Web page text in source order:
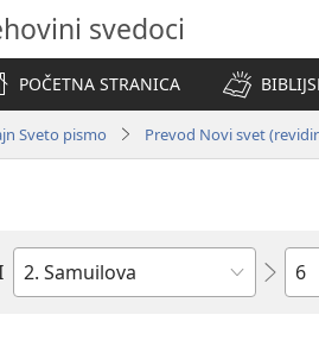
svedoci
POČETNA STRANICA
Sveto pismo Prevod Novi svet
Biblijska